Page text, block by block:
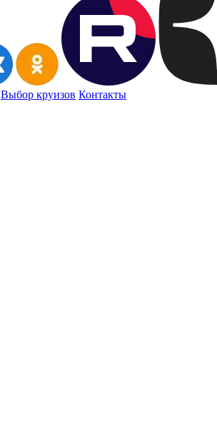
Выбор круизов Контакты